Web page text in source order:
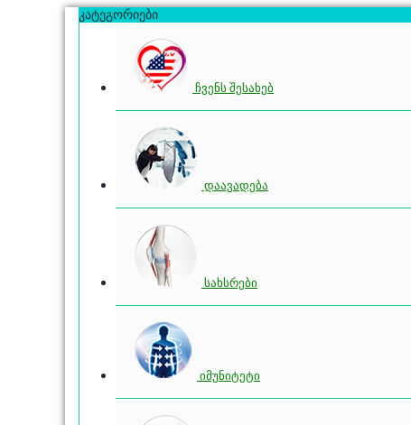
კატეგორიები
ჩვენს შესახებ
დაავადება
სახსრები
იმუნიტეტი